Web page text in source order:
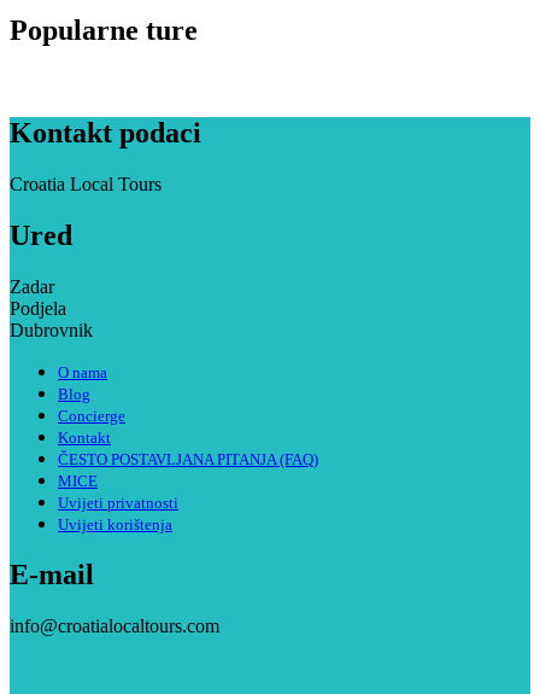
Popularne ture
Kontakt podaci
Croatia Local Tours
Ured
Zadar
Podjela
Dubrovnik
O nama
Blog
Concierge
Kontakt
ČESTO POSTAVLJANA PITANJA (FAQ)
MICE
Uvijeti privatnosti
Uvijeti korištenja
E-mail
info@croatialocaltours.com